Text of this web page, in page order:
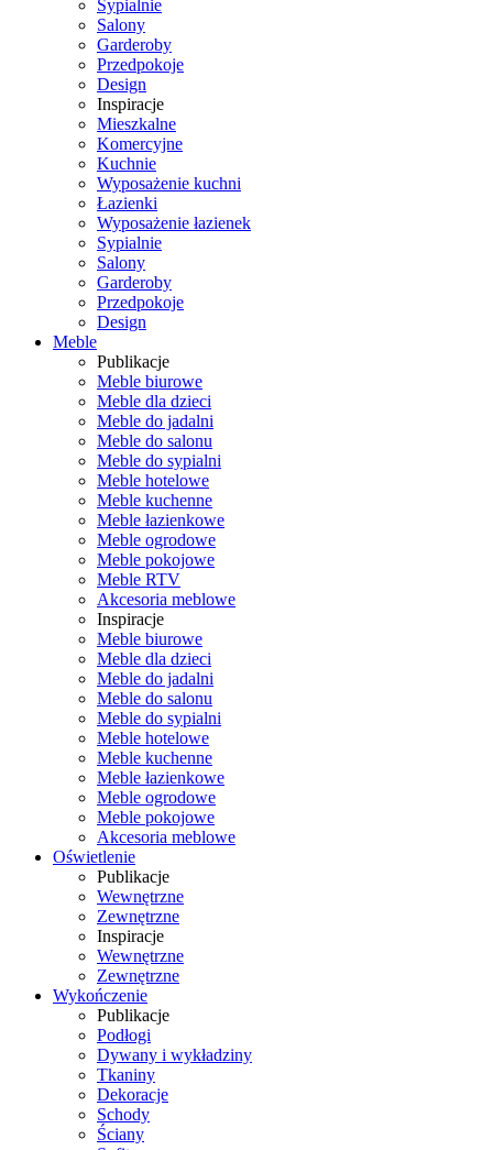
Sypialnie
Salony
Garderoby
Przedpokoje
Design
Inspiracje
Mieszkalne
Komercyjne
Kuchnie
Wyposażenie kuchni
Łazienki
Wyposażenie łazienek
Sypialnie
Salony
Garderoby
Przedpokoje
Design
Meble
Publikacje
Meble biurowe
Meble dla dzieci
Meble do jadalni
Meble do salonu
Meble do sypialni
Meble hotelowe
Meble kuchenne
Meble łazienkowe
Meble ogrodowe
Meble pokojowe
Meble RTV
Akcesoria meblowe
Inspiracje
Meble biurowe
Meble dla dzieci
Meble do jadalni
Meble do salonu
Meble do sypialni
Meble hotelowe
Meble kuchenne
Meble łazienkowe
Meble ogrodowe
Meble pokojowe
Akcesoria meblowe
Oświetlenie
Publikacje
Wewnętrzne
Zewnętrzne
Inspiracje
Wewnętrzne
Zewnętrzne
Wykończenie
Publikacje
Podłogi
Dywany i wykładziny
Tkaniny
Dekoracje
Schody
Ściany